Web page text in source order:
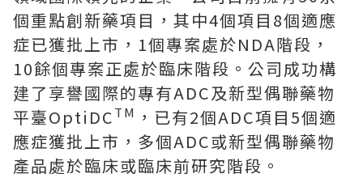
個重點創新藥項目，其中4個項目8個適應
症已獲批上市，1個專案處於NDA階段，
10餘個專案正處於臨床階段。公司成功構
建了享譽國際的專有ADC及新型偶聯藥物
平臺OptiDCTM ，已有2個ADC項目5個適
應症獲批上市，多個ADC或新型偶聯藥物
產品處於臨床或臨床前研究階段。